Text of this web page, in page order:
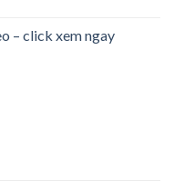
– click xem ngay